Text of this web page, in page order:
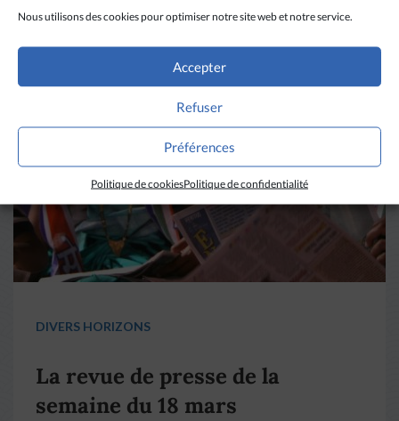
Nous utilisons des cookies pour optimiser notre site web et notre service.
Accepter
Refuser
Préférences
Politique de cookiesPolitique de confidentialité
DIVERS HORIZONS
La revue de presse de la
semaine du 18 mars